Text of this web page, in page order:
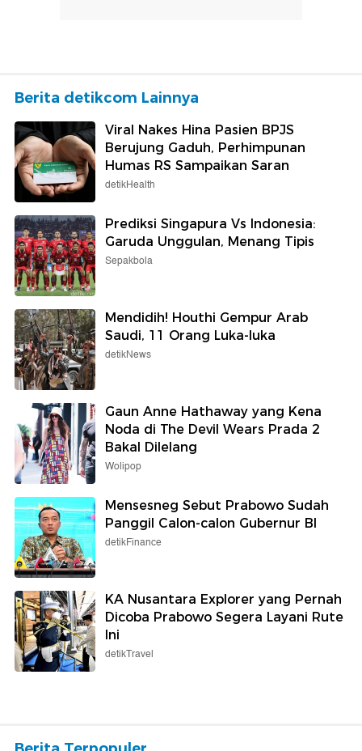
Berita detikcom Lainnya
Viral Nakes Hina Pasien BPJS
Berujung Gaduh, Perhimpunan
Humas RS Sampaikan Saran
detikHealth
Prediksi Singapura Vs Indonesia:
Garuda Unggulan, Menang Tipis
Sepakbola
Mendidih! Houthi Gempur Arab
Saudi, 11 Orang Luka-luka
detikNews
Gaun Anne Hathaway yang Kena
Noda di The Devil Wears Prada 2
Bakal Dilelang
Wolipop
Mensesneg Sebut Prabowo Sudah
Panggil Calon-calon Gubernur BI
detikFinance
KA Nusantara Explorer yang Pernah
Dicoba Prabowo Segera Layani Rute
Ini
detikTravel